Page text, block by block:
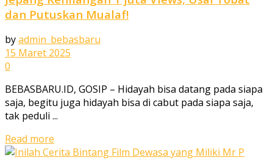
dan Putuskan Mualaf!
byadmin_bebasbaru
15 Maret 2025
0
BEBASBARU.ID, GOSIP – Hidayah bisa datang pada siapa
saja, begitu juga hidayah bisa di cabut pada siapa saja,
tak peduli ...
Read more